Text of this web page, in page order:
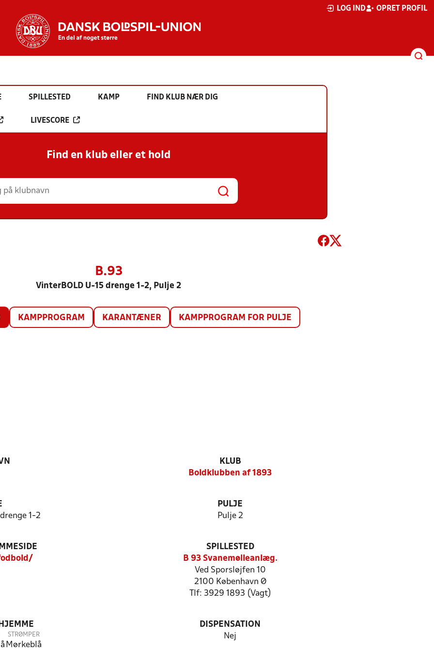
LOG IND OPRET PROFIL
SPILLESTED KAMP FIND KLUB NÆR DIG
LIVESCORE
Find en klub eller et hold
B.93
VinterBOLD U-15 drenge 1-2, Pulje 2
KAMPPROGRAM KARANTÆNER KAMPPROGRAM FOR PULJE
KLUB
Boldklubben af 1893
1-2
PULJE
Pulje 2
SPILLESTED
B 93 Svanemølleanlæg.
Ved Sporsløjfen 10
2100 København Ø
Tlf: 3929 1893 (Vagt)
STRØMPER
Mørkeblå
DISPENSATION
Nej